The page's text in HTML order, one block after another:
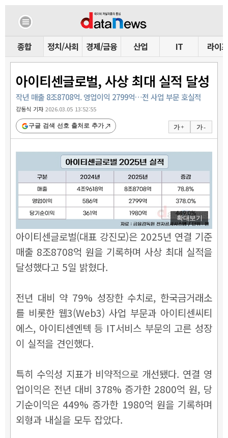
종합 정치/사회 경제/금융 산업 IT 라이프
아이티센글로벌, 사상 최대 실적 달성
작년 매출 8조8708억. 영업이익 2799억…전 사업 부문 호실적
강동식 기자2026.03.05 13:52:55
가 + 가 -
구글 검색 선호 출처로 추가
확대보기
아이티센글로벌(대표 강진모)은 2025년 연결 기준
매출 8조8708억 원을 기록하며 사상 최대 실적을
달성했다고 5일 밝혔다.
전년 대비 약 79% 성장한 수치로, 한국금거래소
를 비롯한 웹3(Web3) 사업 부문과 아이티센씨티
에스, 아이티센엔텍 등 IT서비스 부문의 고른 성장
이 실적을 견인했다.
특히 수익성 지표가 비약적으로 개선됐다. 연결 영
업이익은 전년 대비 378% 증가한 2800억 원, 당
기순이익은 449% 증가한 1980억 원을 기록하며
외형과 내실을 모두 잡았다.